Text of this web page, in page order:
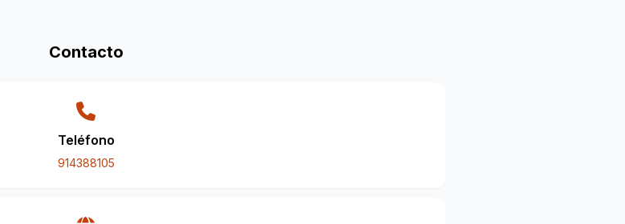
Contacto
Teléfono
914388105